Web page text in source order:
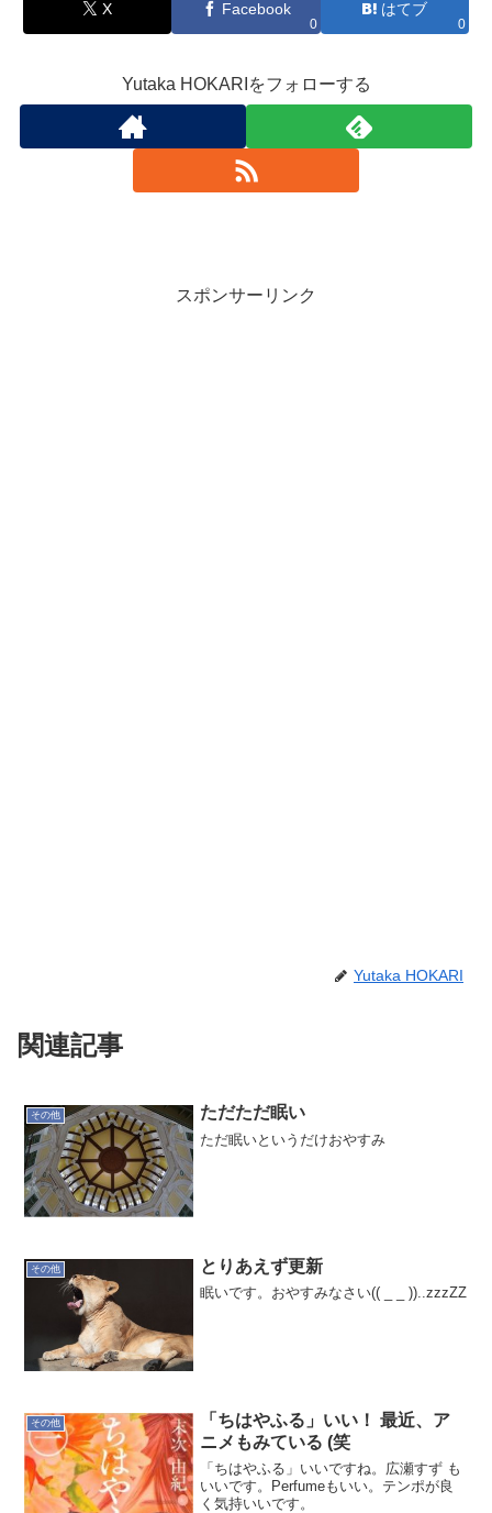
X Facebook
0
はてブ
0
Yutaka HOKARIをフォローする
スポンサーリンク
Yutaka HOKARI
関連記事
その他 ただただ眠い
ただ眠いというだけおやすみ
その他 とりあえず更新
眠いです。おやすみなさい(( _ _ ))..zzzZZ
その他
「ちはやふる」いい！ 最近、ア
ニメもみている (笑
「ちはやふる」いいですね。広瀬すず も
いいです。Perfumeもいい。テンポが良
く気持いいです。